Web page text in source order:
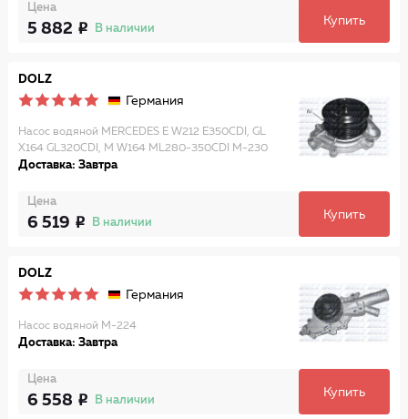
Цена
5 882 В наличии
Купить
DOLZ
Германия
Насос водяной MERCEDES E W212 E350CDI, GL
X164 GL320CDI, M W164 ML280-350CDI M-230
Доставка: Завтра
Цена
6 519 В наличии
Купить
DOLZ
Германия
Насос водяной M-224
Доставка: Завтра
Цена
6 558 В наличии
Купить